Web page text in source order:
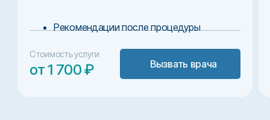
Рекомендации после процедуры
Стоимость услуги
от 1 700 ₽ Вызвать врача